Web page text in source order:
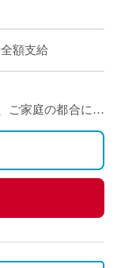
額支給
ご家庭の都合に合
庭をお願いしま